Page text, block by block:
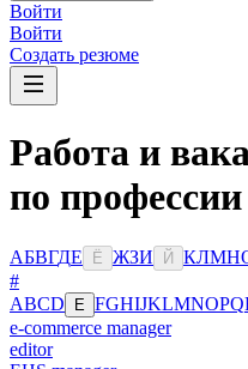
Войти
Войти
Создать резюме
Работа и
по
АБВГДЕ Ё ЖЗИ Й КЛМН
#
ABCD E FGHIJKLMNOPQ
e-commerce manager
editor